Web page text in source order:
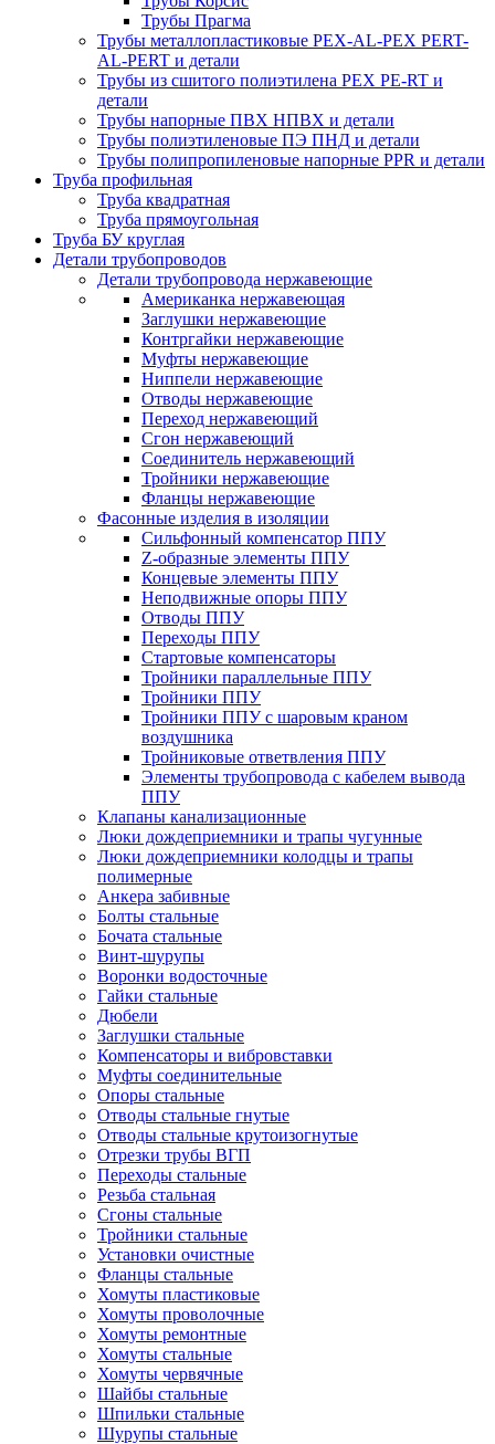
Трубы Прагма
Трубы металлопластиковые PEX-AL-PEX PERT-
AL-PERT и детали
Трубы из сшитого полиэтилена PEX PE-RT и
детали
Трубы напорные ПВХ НПВХ и детали
Трубы полиэтиленовые ПЭ ПНД и детали
Трубы полипропиленовые напорные PPR и детали
Труба профильная
Труба квадратная
Труба прямоугольная
Труба БУ круглая
Детали трубопроводов
Детали трубопровода нержавеющие
Американка нержавеющая
Заглушки нержавеющие
Контргайки нержавеющие
Муфты нержавеющие
Ниппели нержавеющие
Отводы нержавеющие
Переход нержавеющий
Сгон нержавеющий
Соединитель нержавеющий
Тройники нержавеющие
Фланцы нержавеющие
Фасонные изделия в изоляции
Cильфонный компенсатор ППУ
Z-образные элементы ППУ
Концевые элементы ППУ
Неподвижные опоры ППУ
Отводы ППУ
Переходы ППУ
Стартовые компенсаторы
Тройники параллельные ППУ
Тройники ППУ
Тройники ППУ с шаровым краном
воздушника
Тройниковые ответвления ППУ
Элементы трубопровода с кабелем вывода
ППУ
Клапаны канализационные
Люки дождеприемники и трапы чугунные
Люки дождеприемники колодцы и трапы
полимерные
Анкера забивные
Болты стальные
Бочата стальные
Винт-шурупы
Воронки водосточные
Гайки стальные
Дюбели
Заглушки стальные
Компенсаторы и вибровставки
Муфты соединительные
Опоры стальные
Отводы стальные гнутые
Отводы стальные крутоизогнутые
Отрезки трубы ВГП
Переходы стальные
Резьба стальная
Сгоны стальные
Тройники стальные
Установки очистные
Фланцы стальные
Хомуты пластиковые
Хомуты проволочные
Хомуты ремонтные
Хомуты стальные
Хомуты червячные
Шайбы стальные
Шпильки стальные
Шурупы стальные